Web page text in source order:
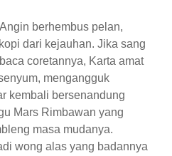
berhembus pelan,
dari kejauhan. Jika sang
coretannya, Karta amat
mengangguk
kembali bersenandung
Mars Rimbawan yang
masa mudanya.
wong alas yang badannya